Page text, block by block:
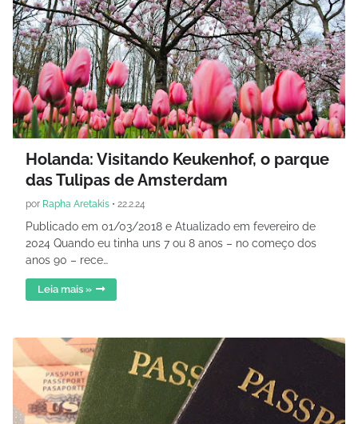
Holanda: Visitando Keukenhof, o parque
das Tulipas de Amsterdam
por Rapha Aretakis • 22.2.24
Publicado em 01/03/2018 e Atualizado em fevereiro de
2024 Quando eu tinha uns 7 ou 8 anos – no começo dos
anos 90 – rece…
Leia mais »